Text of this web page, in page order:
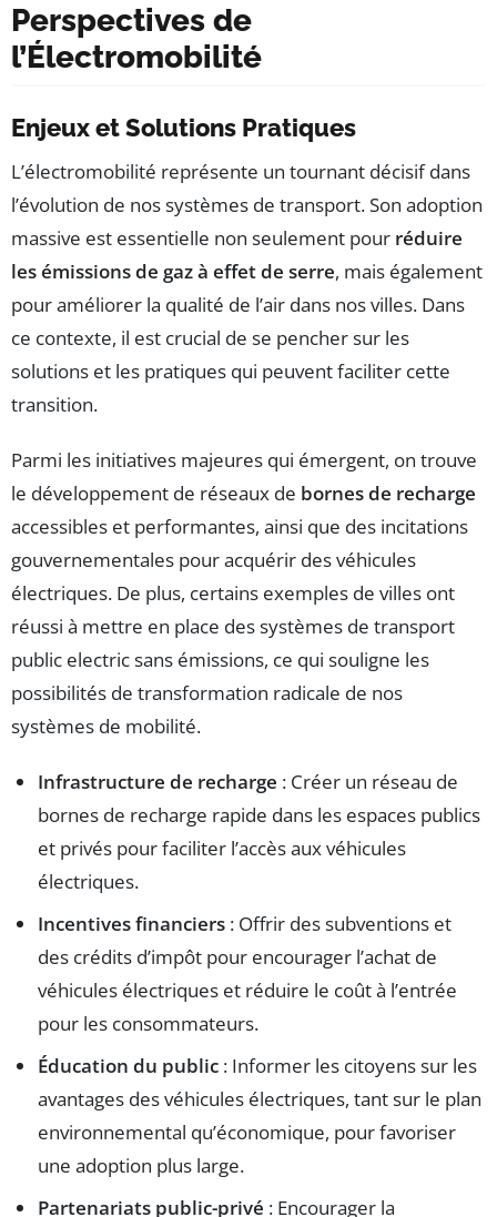
Perspectives de
l’Électromobilité
Enjeux et Solutions Pratiques
L’électromobilité représente un tournant décisif dans
l’évolution de nos systèmes de transport. Son adoption
massive est essentielle non seulement pour réduire
les émissions de gaz à effet de serre, mais également
pour améliorer la qualité de l’air dans nos villes. Dans
ce contexte, il est crucial de se pencher sur les
solutions et les pratiques qui peuvent faciliter cette
transition.
Parmi les initiatives majeures qui émergent, on trouve
le développement de réseaux de bornes de recharge
accessibles et performantes, ainsi que des incitations
gouvernementales pour acquérir des véhicules
électriques. De plus, certains exemples de villes ont
réussi à mettre en place des systèmes de transport
public electric sans émissions, ce qui souligne les
possibilités de transformation radicale de nos
systèmes de mobilité.
Infrastructure de recharge : Créer un réseau de
bornes de recharge rapide dans les espaces publics
et privés pour faciliter l’accès aux véhicules
électriques.
Incentives financiers : Offrir des subventions et
des crédits d’impôt pour encourager l’achat de
véhicules électriques et réduire le coût à l’entrée
pour les consommateurs.
Éducation du public : Informer les citoyens sur les
avantages des véhicules électriques, tant sur le plan
environnemental qu’économique, pour favoriser
une adoption plus large.
Partenariats public-privé : Encourager la